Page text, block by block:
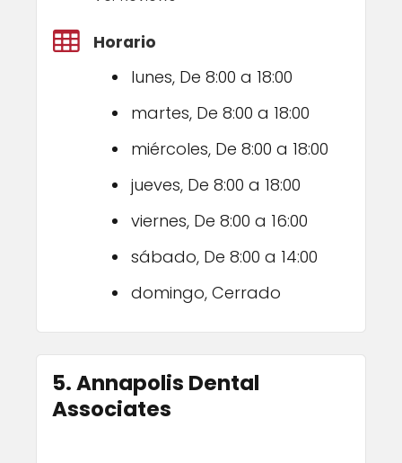
Horario
lunes, De 8:00 a 18:00
martes, De 8:00 a 18:00
miércoles, De 8:00 a 18:00
jueves, De 8:00 a 18:00
viernes, De 8:00 a 16:00
sábado, De 8:00 a 14:00
domingo, Cerrado
5. Annapolis Dental
Associates